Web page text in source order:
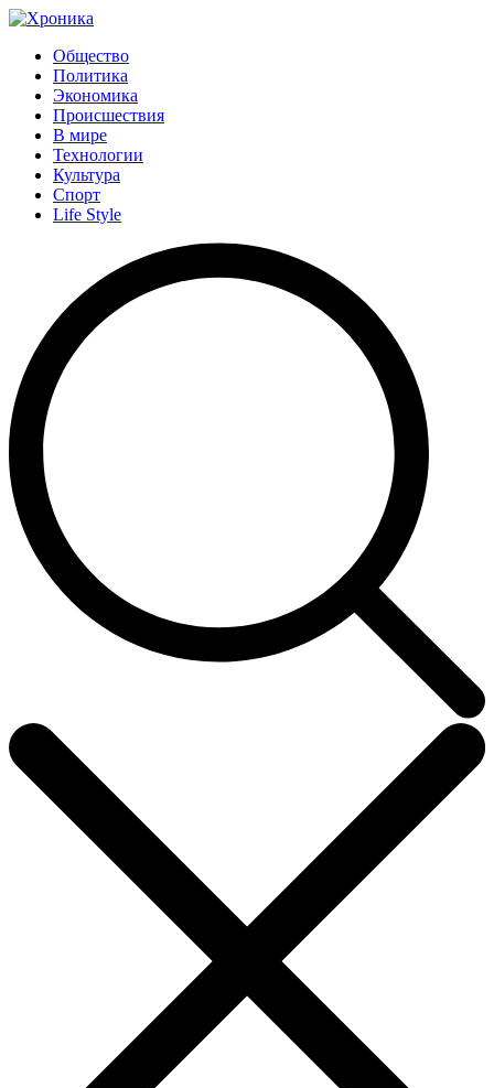
Общество
Политика
Экономика
Происшествия
В мире
Технологии
Культура
Спорт
Life Style